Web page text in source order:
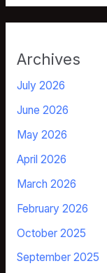
Archives
July 2026
June 2026
May 2026
April 2026
March 2026
February 2026
October 2025
September 2025